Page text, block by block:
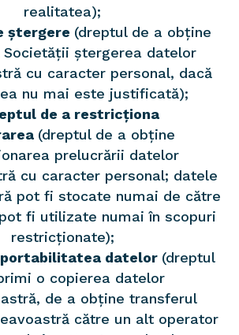
realitatea);
ștergere (dreptul de a obține
Societății ștergerea datelor
cu caracter personal, dacă
nu mai este justificată);
de a restricționa
(dreptul de a obține
prelucrării datelor
cu caracter personal; datele
pot fi stocate numai de către
fi utilizate numai în scopuri
restricționate);
datelor (dreptul
o copierea datelor
de a obține transferul
către un alt operator